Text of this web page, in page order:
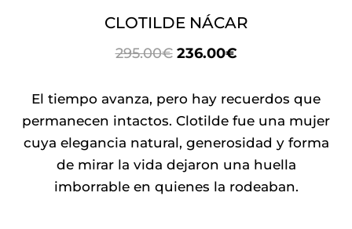
CLOTILDE NÁCAR
295.00€ EL
ORIGINAL
ERA:
295.00€.
236.00€EL
ACTUAL
ES:
236.00€.
El tiempo avanza, pero hay recuerdos que
permanecen intactos. Clotilde fue una mujer
cuya elegancia natural, generosidad y forma
de mirar la vida dejaron una huella
imborrable en quienes la rodeaban.